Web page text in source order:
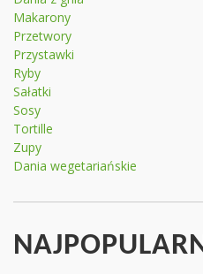
Makarony
Przetwory
Przystawki
Ryby
Sałatki
Sosy
Tortille
Zupy
Dania wegetariańskie